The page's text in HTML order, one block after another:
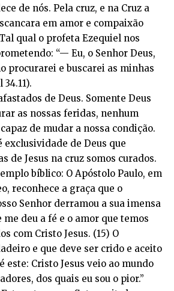
de nós. Pela cruz, e na Cruz a
em amor e compaixão
qual o profeta Ezequiel nos
“— Eu, o Senhor Deus,
procurarei e buscarei as minhas
de Deus. Somente Deus
as nossas feridas, nenhum
de mudar a nossa condição.
exclusividade de Deus que
de Jesus na cruz somos curados.
bíblico: O Apóstolo Paulo, em
reconhece a graça que o
Senhor derramou a sua imensa
deu a fé e o amor que temos
com Cristo Jesus. (15) O
e que deve ser crido e aceito
este: Cristo Jesus veio ao mundo
dos quais eu sou o pior.”